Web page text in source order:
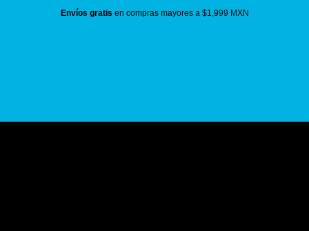
Envíos gratis en compras mayores a $1,999 MXN